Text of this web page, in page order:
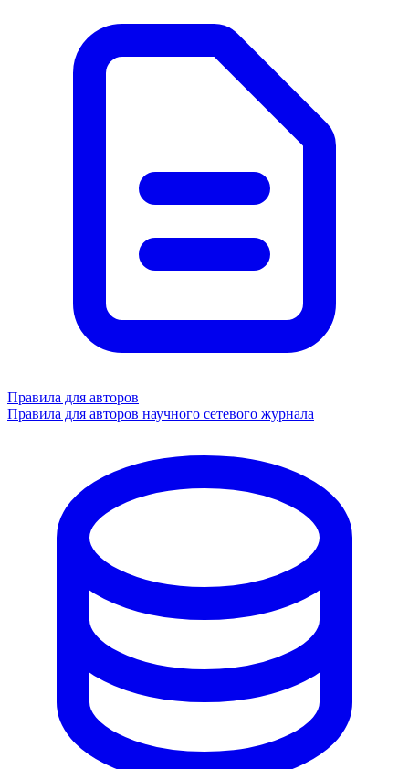
Правила для авторов
Правила для авторов научного сетевого журнала